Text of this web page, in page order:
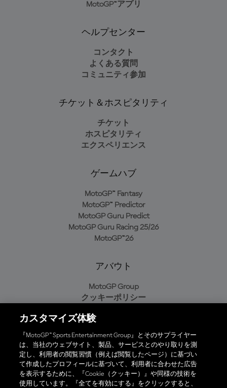
MotoGP™アプリ
ヘルプセンター
コンタクト
よくある質問
コミュニティ参加
チケット＆ホスピタリティ
チケット
ホスピタリティ
エクスペリエンス
ゲームハブ
MotoGP™ Fantasy
MotoGP™ Predictor
MotoGP Guru Predict
MotoGP Guru Racing 25/26
MotoGP™26
アバウト
MotoGP Group
クッキーポリシー
プライバシーポリシー
購入ポリシー
オフィシャルアプリ
カスタマイズ体験
『MotoGP™ Sports Entertainment Group』とそのサプライヤー
は、当社のウェブサイト、製品、サービスとのやり取りを測
定し、利用者の閲覧習慣（例えば閲覧したページ）に基づい
て作成したプロフィールに基づいて、利用者に合わせた広告
を表示するために、『Cookie（クッキー）』や同様の技術を
使用しています。『全てを有効にする』をクリックすると、